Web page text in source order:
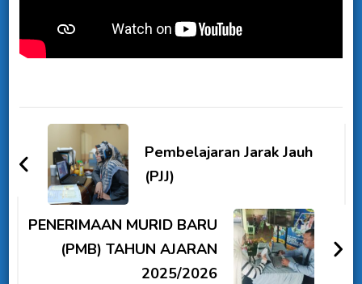
Pembelajaran Jarak Jauh
(PJJ)
PENERIMAAN MURID BARU
(PMB) TAHUN AJARAN
2025/2026